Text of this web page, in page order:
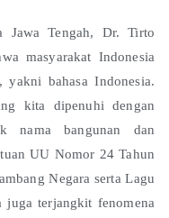
Jawa Tengah, Dr. Tirto
masyarakat Indonesia
yakni bahasa Indonesia.
kita dipenuhi dengan
nama bangunan dan
UU Nomor 24 Tahun
Negara serta Lagu
juga terjangkit fenomena